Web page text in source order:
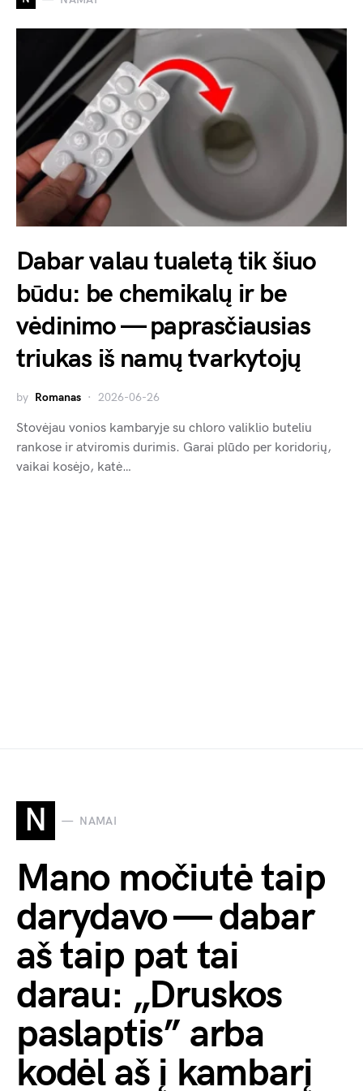
Dabar valau tualetą tik šiuo
būdu: be chemikalų ir be
vėdinimo — paprasčiausias
triukas iš namų tvarkytojų
by Romanas 2026-06-26
Stovėjau vonios kambaryje su chloro valiklio buteliu
rankose ir atviromis durimis. Garai plūdo per koridorių,
vaikai kosėjo, katė…
N NAMAI
Mano močiutė taip
darydavo — dabar
aš taip pat tai
darau: „Druskos
paslaptis” arba
kodėl aš į kambarį